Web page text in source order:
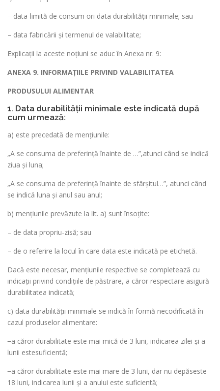
– data-limită de consum ori data durabilităţii minimale; sau
– data fabricării și termenul de valabilitate;
Explicații la aceste noțiuni se aduc în Anexa nr. 9:
ANEXA 9. INFORMAŢIILE PRIVIND VALABILITATEA
PRODUSULUI ALIMENTAR
1. Data durabilităţii minimale este indicată după
cum urmează:
a) este precedată de menţiunile:
„A se consuma de preferinţă înainte de …”,atunci când se indică
ziua și luna;
„A se consuma de preferinţă înainte de sfârşitul…”, atunci când
se indică luna și anul sau anul;
b) menţiunile prevăzute la lit. a) sunt însoţite:
– de data propriu-zisă; sau
– de o referire la locul în care data este indicată pe etichetă.
Dacă este necesar, menţiunile respective se completează cu
indicaţii privind condiţiile de păstrare, a căror respectare asigură
durabilitatea indicată;
c) data durabilităţii minimale se indică în formă necodificată în
cazul produselor alimentare:
−a căror durabilitate este mai mică de 3 luni, indicarea zilei și a
lunii estesuficientă;
−a căror durabilitate este mai mare de 3 luni, dar nu depăseste
18 luni, indicarea lunii și a anului este suficientă;